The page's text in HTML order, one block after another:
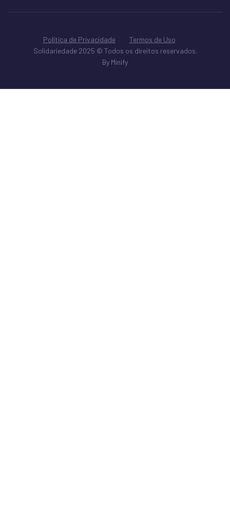
Política de Privacidade
Termos de Uso
Solidariedade 2025 © Todos os direitos reservados.
By Minify